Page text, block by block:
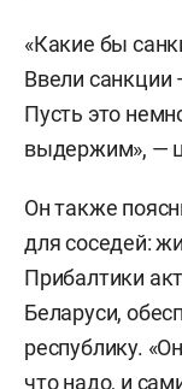
«Какие бы
Ввели санкции
Пусть это
выдержим», —
Он также
для соседей:
Прибалтики
Беларуси,
республику.
что надо, и